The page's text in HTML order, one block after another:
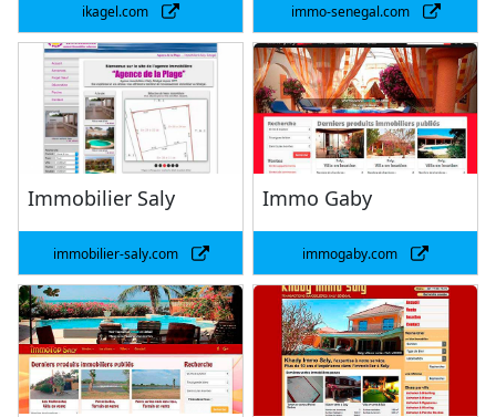
ikagel.com immo-senegal.com
Immobilier Saly
immobilier-saly.com
Immo Gaby
immogaby.com